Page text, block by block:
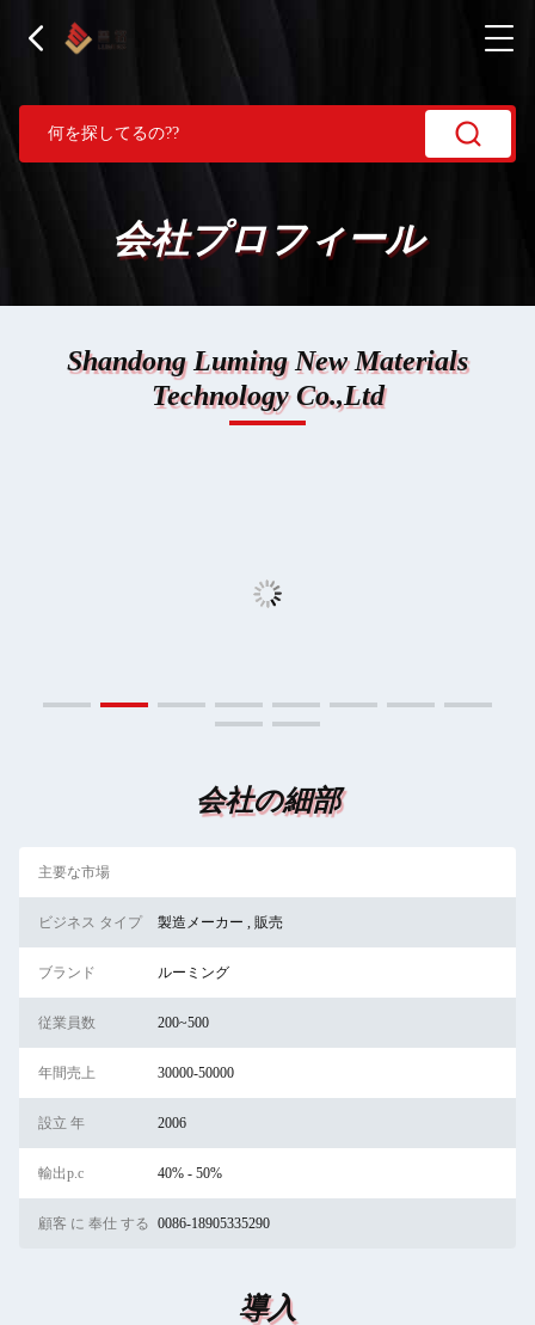
会社プロフィール
Shandong Luming New Materials
Technology Co.,Ltd
会社の細部
主要な市場
ビジネス タイプ 製造メーカー , 販売
ブランド ルーミング
従業員数 200~500
年間売上 30000-50000
設立 年 2006
輸出p.c 40% - 50%
顧客 に 奉仕 する 0086-18905335290
導入